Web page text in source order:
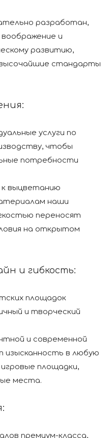
разработан,
и
развитию,
стандарты
услуги по
чтобы
потребности
к выцветанию
наши
переносят
на открытом
и гибкость:
площадок
и творческий
и современной
изысканность в любую
площадки,
места.
премиум-класса,